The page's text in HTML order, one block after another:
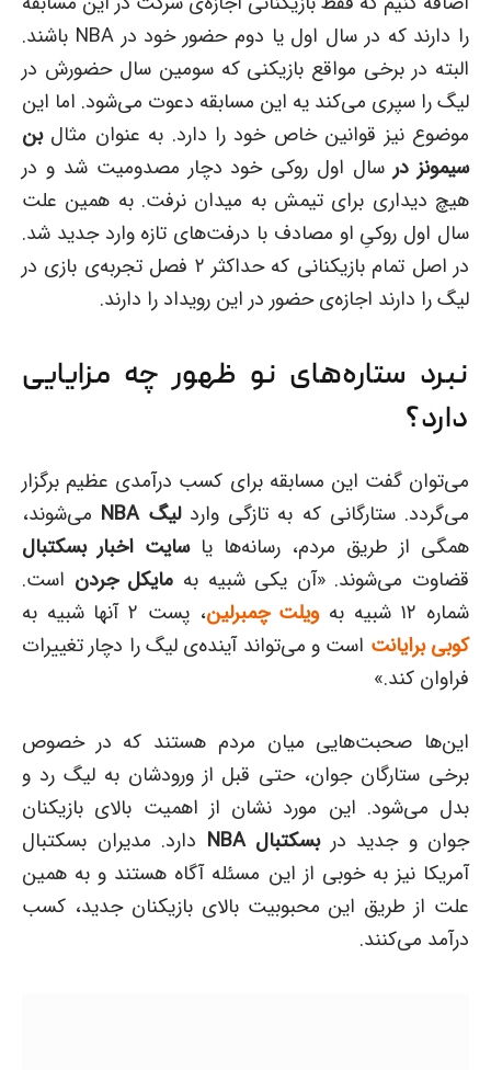
را دارند که در سال اول یا دوم حضور خود در NBA باشند.
البته در برخی مواقع بازیکنی که سومین سال حضورش در
لیگ را سپری می‌کند یه این مسابقه دعوت می‌شود. اما این
موضوع نیز قوانین خاص خود را دارد. به عنوان مثالبن
سیمونز در سال اول روکی خود دچار مصدومیت شد و در
هیچ دیداری برای تیمش به میدان نرفت. به همین علت
سال اول روکیِ او مصادف با درفت‌های تازه وارد جدید شد.
در اصل تمام بازیکنانی که حداکثر ۲ فصل تجربه‌ی بازی در
لیگ را دارند اجازه‌ی حضور در این رویداد را دارند.
نبرد ستاره‌های نو ظهور چه مزایایی
دارد؟
می‌توان گفت این مسابقه برای کسب درآمدی عظیم برگزار
می‌گردد. ستارگانی که به تازگی واردلیگNBA می‌شوند،
همگی از طریق مردم، رسانه‌ها یاسایت اخبار بسکتبال
قضاوت می‌شوند. «آن یکی شبیه به مایکل جردن است.
شماره ۱۲ شبیه به
ویلت چمبرلین،‌ پست ۲ آنها شبیه به
کوبی برایانت است و می‌تواند آینده‌ی لیگ را دچار تغییرات
فراوان کند.»
این‌ها صحبت‌هایی میان مردم هستند که در خصوص
برخی ستارگان جوان، حتی قبل از ورودشان به لیگ رد و
بدل می‌شود. این مورد نشان از اهمیت بالای بازیکنان
جوان و جدید دربسکتبالNBA دارد. مدیران بسکتبال
آمریکا نیز به خوبی از این مسئله آگاه هستند و به همین
علت از طریق این محبوبیت بالای بازیکنان جدید، کسب
درآمد می‌کنند.